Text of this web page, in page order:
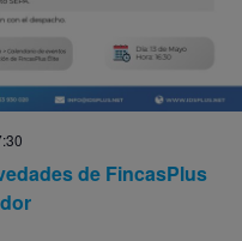
de FincasPlus